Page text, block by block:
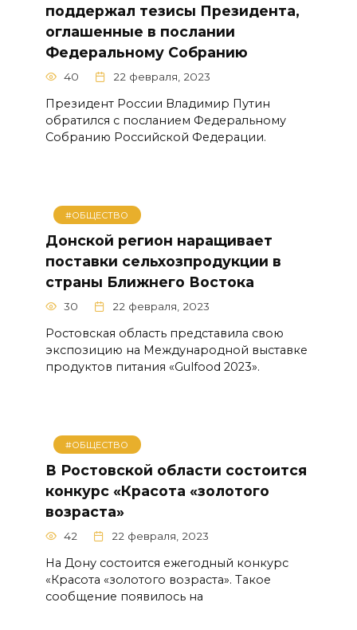
поддержал тезисы Президента,
оглашенные в послании
Федеральному Собранию
40 22 февраля, 2023
Президент России Владимир Путин
обратился с посланием Федеральному
Собранию Российской Федерации.
#ОБЩЕСТВО
Донской регион наращивает
поставки сельхозпродукции в
страны Ближнего Востока
30 22 февраля, 2023
Ростовская область представила свою
экспозицию на Международной выставке
продуктов питания «Gulfood 2023».
#ОБЩЕСТВО
В Ростовской области состоится
конкурс «Красота «золотого
возраста»
42 22 февраля, 2023
На Дону состоится ежегодный конкурс
«Красота «золотого возраста». Такое
сообщение появилось на